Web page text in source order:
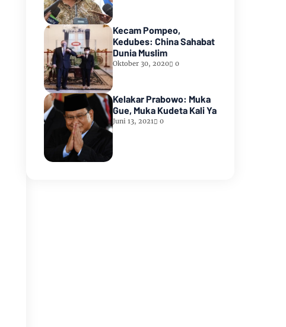
Kecam Pompeo,
Kedubes: China Sahabat
Dunia Muslim
Oktober 30, 2020 0
Kelakar Prabowo: Muka
Gue, Muka Kudeta Kali Ya
Juni 13, 2021 0